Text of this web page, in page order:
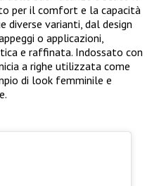
per il comfort e la capacità
diverse varianti, dal design
o applicazioni,
e raffinata. Indossato con
a righe utilizzata come
di look femminile e